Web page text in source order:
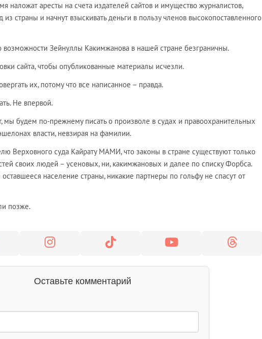
наложат аресты на счета издателей сайтов и имущество журналистов,
из страны и начнут взыскивать деньги в пользу членов высокопоставленного
Зейнуллы Какимжанова в нашей стране безграничны.
сайта, чтобы опубликованные материалы исчезли.
их, потому что все написанное – правда.
Не впервой.
мы будем по-прежнему писать о произволе в судах и правоохранительных
власти, невзирая на фамилии.
Верховного суда Кайрату МАМИ, что законы в стране существуют только
своих людей – усеновых, ни, какимжановых и далее по списку Форбса.
население страны, никакие партнеры по гольфу не спасут от
позже.
Оставьте комментарий